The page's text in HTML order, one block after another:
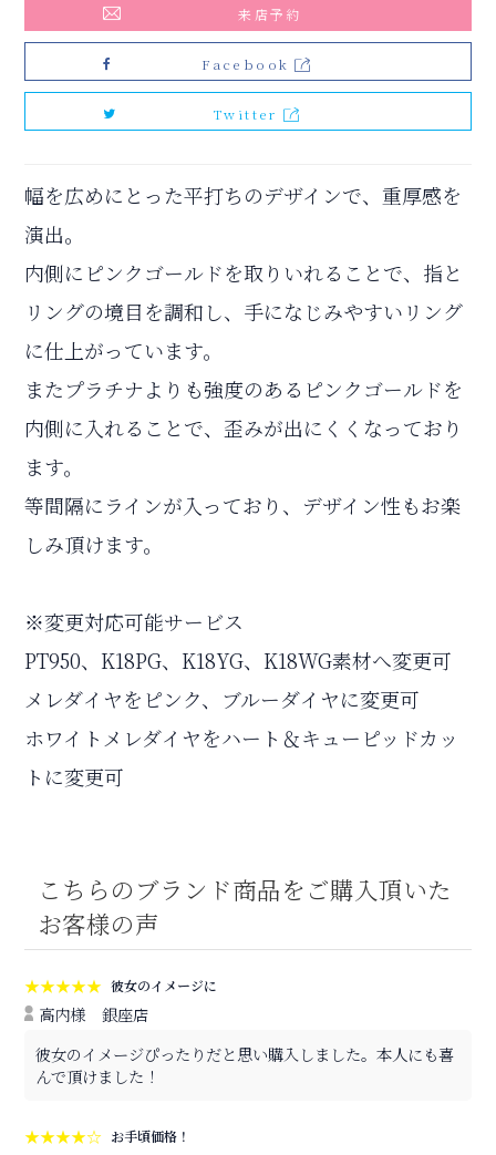
来店予約
Facebook
Twitter
幅を広めにとった平打ちのデザインで、重厚感を
演出。
内側にピンクゴールドを取りいれることで、指と
リングの境目を調和し、手になじみやすいリング
に仕上がっています。
またプラチナよりも強度のあるピンクゴールドを
内側に入れることで、歪みが出にくくなっており
ます。
等間隔にラインが入っており、デザイン性もお楽
しみ頂けます。
※変更対応可能サービス
PT950、K18PG、K18YG、K18WG素材へ変更可
メレダイヤをピンク、ブルーダイヤに変更可
ホワイトメレダイヤをハート＆キューピッドカッ
トに変更可
こちらのブランド商品をご購入頂いた
お客様の声
★★★★★ 彼女のイメージに
高内様
銀座店
彼女のイメージぴったりだと思い購入しました。本人にも喜
んで頂けました！
★★★★☆ お手頃価格！